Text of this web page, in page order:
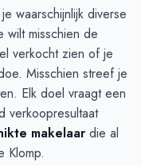
waarschijnlijk diverse
wilt misschien de
verkocht zien of je
Misschien streef je
Elk doel vraagt een
verkoopresultaat
makelaar die al
Klomp.